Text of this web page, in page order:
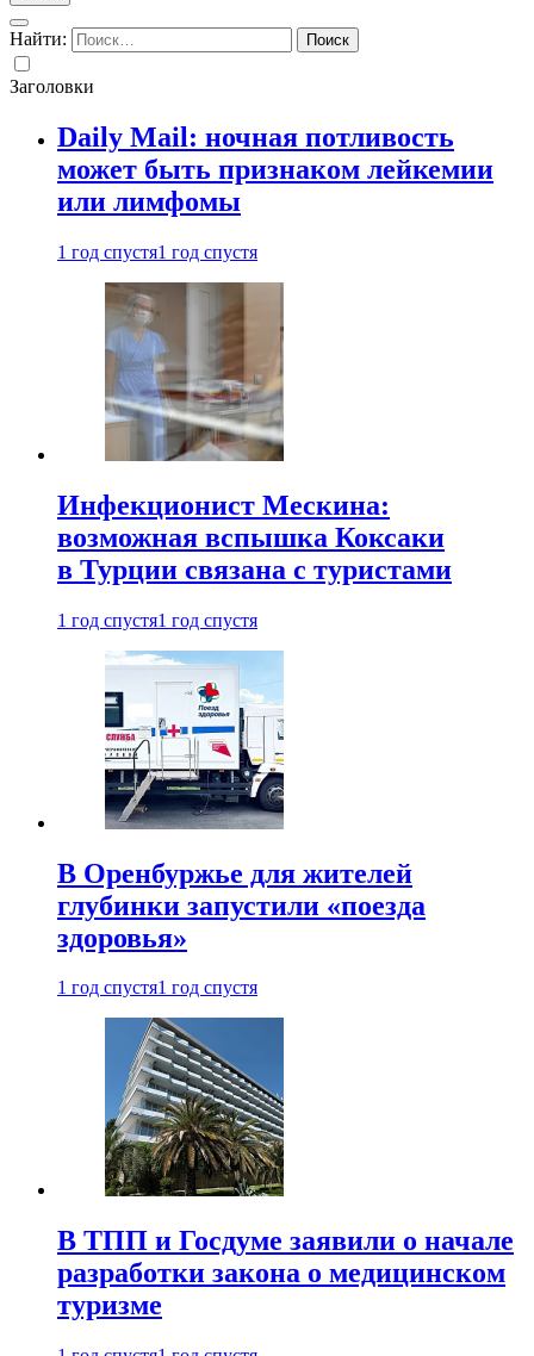
Найти:
Заголовки
Daily Mail: ночная потливость
может быть признаком лейкемии
или лимфомы
1 год спустя1 год спустя
Инфекционист Мескина:
возможная вспышка Коксаки
в Турции связана с туристами
1 год спустя1 год спустя
В Оренбуржье для жителей
глубинки запустили «поезда
здоровья»
1 год спустя1 год спустя
В ТПП и Госдуме заявили о начале
разработки закона о медицинском
туризме